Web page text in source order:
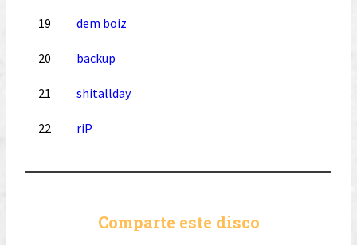
19 dem boiz
20 backup
21 shitallday
22 riP
Comparte este disco